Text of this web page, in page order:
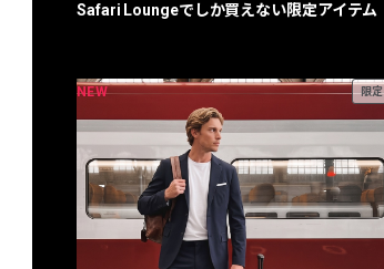
Safari Loungeでしか買えない限定アイテム
NEW 限定